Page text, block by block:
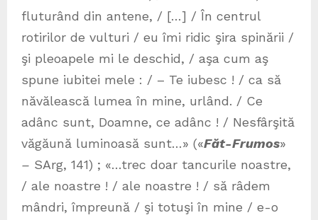
fluturând din antene, / […] / În centrul
rotirilor de vulturi / eu îmi ridic şira spinării /
şi pleoapele mi le deschid, / aşa cum aş
spune iubitei mele : / – Te iubesc ! / ca să
năvălească lumea în mine, urlând. / Ce
adânc sunt, Doamne, ce adânc ! / Nesfârşită
văgăună luminoasă sunt…» («Făt-Frumos»
– SArg, 141) ; «…trec doar tancurile noastre,
/ ale noastre ! / ale noastre ! / să râdem
mândri, împreună / şi totuşi în mine / e-o